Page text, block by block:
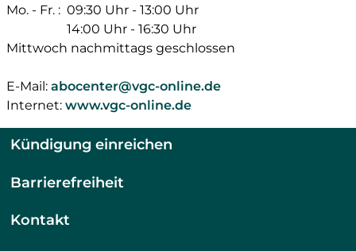
Mo. - Fr. : 09:30 Uhr - 13:00 Uhr
14:00 Uhr - 16:30 Uhr
Mittwoch nachmittags geschlossen
E-Mail: abocenter@vgc-online.de
Internet: www.vgc-online.de
Kündigung einreichen
Barrierefreiheit
Kontakt